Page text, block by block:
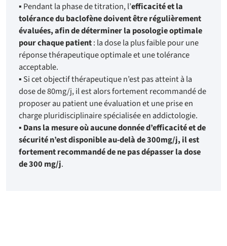
▪ Pendant la phase de titration, l’efficacité et la
tolérance du baclofène doivent être régulièrement
évaluées, afin de déterminer la posologie optimale
pour chaque patient: la dose la plus faible pour une
réponse thérapeutique optimale et une tolérance
acceptable.
▪ Si cet objectif thérapeutique n’est pas atteint à la
dose de 80mg/j, il est alors fortement recommandé de
proposer au patient une évaluation et une prise en
charge pluridisciplinaire spécialisée en addictologie.
▪ Dans la mesure où aucune donnée d’efficacité et de
sécurité n’est disponible au-delà de 300mg/j, il est
fortement recommandé de ne pas dépasser la dose
de 300 mg/j.